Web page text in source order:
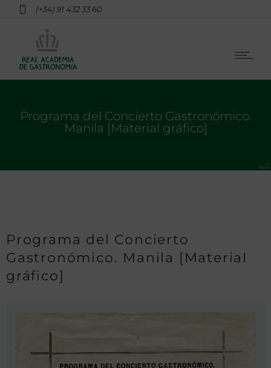
(+34) 91 432 33 60
Programa del Concierto Gastronómico.
Manila [Material gráfico]
Programa del Concierto
Gastronómico. Manila [Material
gráfico]